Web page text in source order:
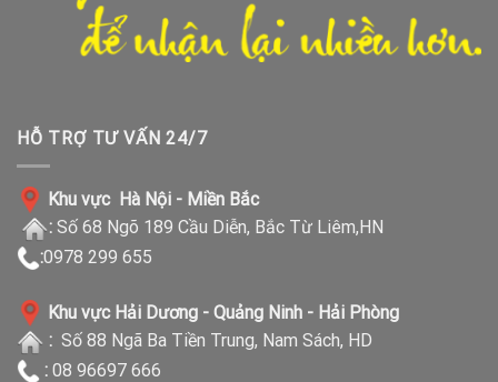
HỖ TRỢ TƯ VẤN 24/7
Khu vực Hà Nội - Miền Bắc
: Số 68 Ngõ 189 Cầu Diễn, Bắc Từ Liêm,HN
:0978 299 655
Khu vực Hải Dương - Quảng Ninh - Hải Phòng
: Số 88 Ngã Ba Tiền Trung, Nam Sách, HD
: 08 96697 666